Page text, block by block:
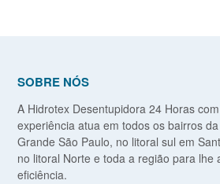
SOBRE NÓS
A Hidrotex Desentupidora 24 Horas
experiência atua em todos os bairros
Grande São Paulo, no litoral sul em
no litoral Norte e toda a região para lhe
eficiência.